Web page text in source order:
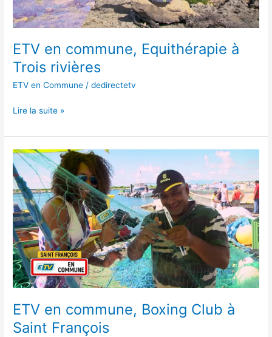
ETV en commune, Equithérapie à
Trois rivières
ETV en Commune /dedirectetv
Lire la suite »
ETV en commune, Boxing Club à
Saint François
ETV
en
commune,
Boxing
Club
à
Saint
François